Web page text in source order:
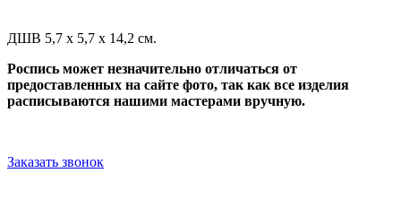
ДШВ 5,7 х 5,7 х 14,2 см.
Роспись может незначительно отличаться от
предоставленных на сайте фото, так как все изделия
расписываются нашими мастерами вручную.
Заказать звонок